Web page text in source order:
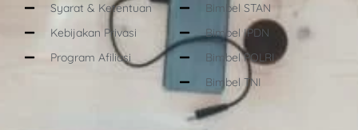
Syarat & Ketentuan
Kebijakan Privasi
Program Afiliasi
Bimbel STAN
Bimbel IPDN
Bimbel POLRI
Bimbel TNI